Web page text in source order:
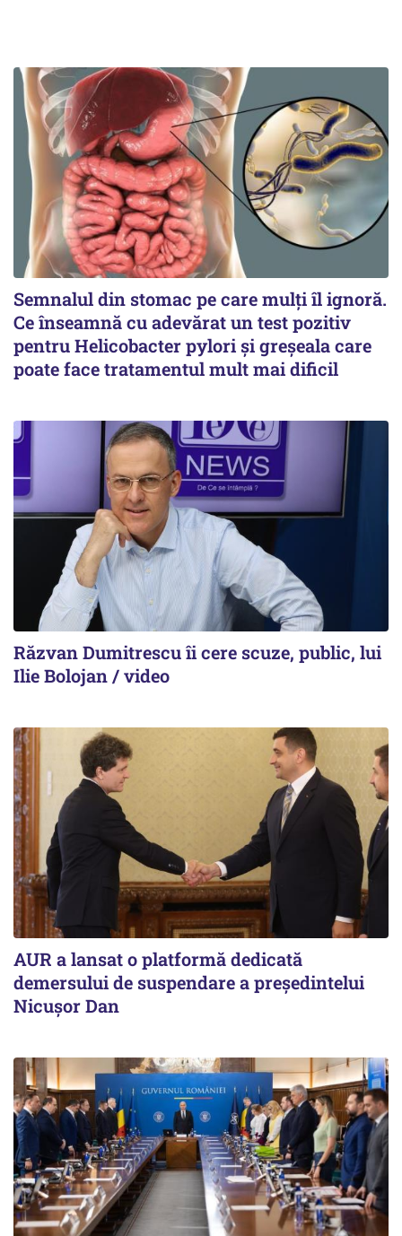
Semnalul din stomac pe care mulți îl ignoră.
Ce înseamnă cu adevărat un test pozitiv
pentru Helicobacter pylori și greșeala care
poate face tratamentul mult mai dificil
Răzvan Dumitrescu îi cere scuze, public, lui
Ilie Bolojan / video
AUR a lansat o platformă dedicată
demersului de suspendare a președintelui
Nicușor Dan